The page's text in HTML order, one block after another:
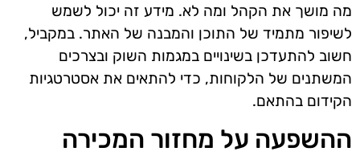
מה מושך את הקהל ומה לא. מידע זה יכול לשמש
לשיפור מתמיד של התוכן והמבנה של האתר. במקביל,
חשוב להתעדכן בשינויים במגמות השוק ובצרכים
המשתנים של הלקוחות, כדי להתאים את אסטרטגיות
הקידום בהתאם.
ההשפעה על מחזור המכירה